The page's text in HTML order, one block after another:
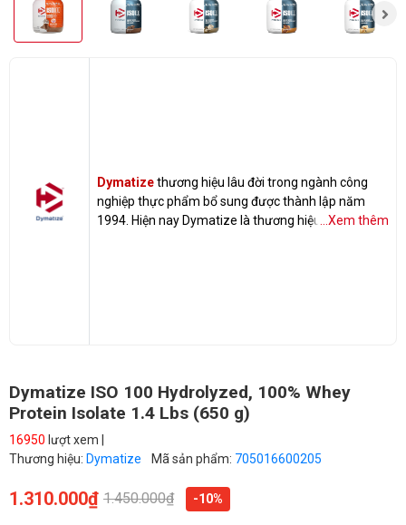
Dymatizethương hiệu lâu đời trong ngành công
nghiệp thực phẩm bổ sung được thành lập năm
1994. Hiện nay Dymatize là thương hiệu thực phẩm
...Xem thêm
Dymatize ISO 100 Hydrolyzed, 100% Whey
Protein Isolate 1.4 Lbs (650 g)
16950 lượt xem |
Thương hiệu: Dymatize Mã sản phẩm: 705016600205
1.310.000₫ 1.450.000₫ -10%